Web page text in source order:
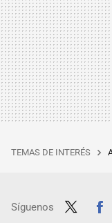
TEMAS DE INTERÉS
Síguenos